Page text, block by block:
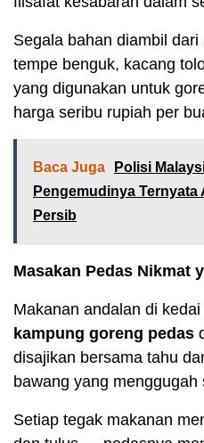
Segala bahan diambil
tempe benguk, kacang
yang digunakan untuk
harga seribu rupiah per
Baca Juga
Polisi
Pengemudinya Ternyata
Persib
Masakan Pedas Nikmat
Makanan andalan di
kampung goreng pedas
disajikan bersama tahu
bawang yang menggugah
Setiap tegak makanan